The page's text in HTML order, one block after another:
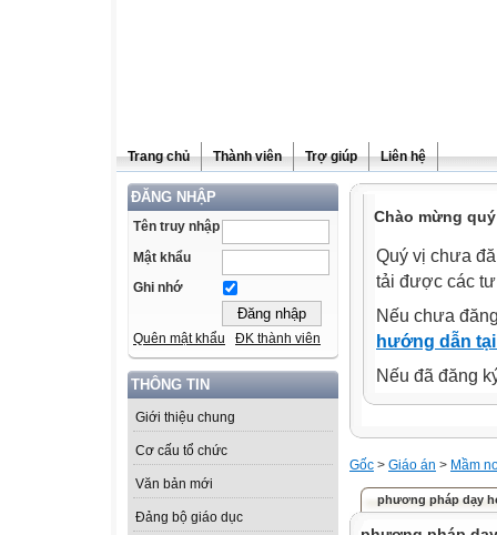
Trang chủ Thành viên Trợ giúp Liên hệ
ĐĂNG NHẬP
Tên truy nhập
Mật khẩu
Ghi nhớ
Quên mật khẩu ĐK thành viên
THÔNG TIN
Giới thiệu chung
Cơ cấu tổ chức
Văn bản mới
Đảng bộ giáo dục
Chào mừng
Quý vị chưa
tải được các
Nếu chưa
hướng dẫn
Nếu đã đăng
Gốc > Giáo án > Mầm
phương pháp dạy